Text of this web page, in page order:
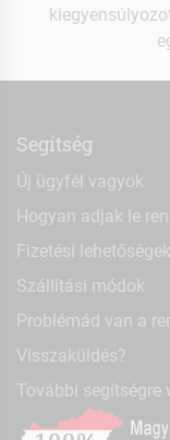
Segítség
Új ügyfél vagyok
Hogyan adjak le
Fizetési lehetőségek
Szállítási módok
Problémád van a
Visszaküldés?
További segítségre